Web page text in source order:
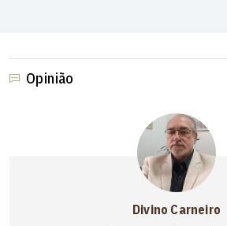
Opinião
Divino Carneiro